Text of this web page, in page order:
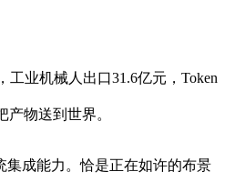
业机械人出口31.6亿元，Token
物送到世界。
成能力。恰是正在如许的布景